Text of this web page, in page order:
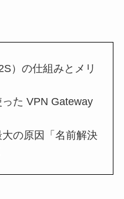
）の仕組みとメリ
た VPN Gateway
の原因「名前解決